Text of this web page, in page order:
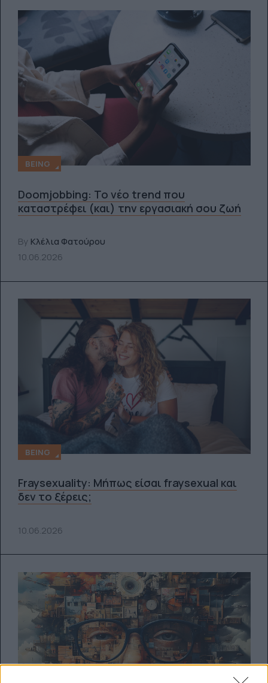
BEING
Doomjobbing: Το νέο trend που
καταστρέφει (και) την εργασιακή σου ζωή
By Κλέλια Φατούρου
10.06.2026
BEING
Fraysexuality: Μήπως είσαι fraysexual και
δεν το ξέρεις;
10.06.2026